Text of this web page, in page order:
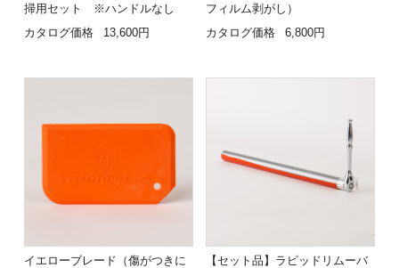
掃用セット ※ハンドルなし
カタログ価格
13,600円
フィルム剥がし）
カタログ価格
6,800円
イエローブレード（傷がつきに
【セット品】ラピッドリムーバ